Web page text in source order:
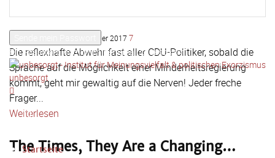
Ein Passwort wird Ihnen per Email zugeschickt.
unbesorgt
Startseite
ist?
28. November 2017 7
Die reflexhafte Abwehr fast aller CDU-Politiker, sobald die
Sprache auf die Möglichkeit einer Minderheitsregierung
kommt, geht mir gewaltig auf die Nerven! Jeder freche
Frager...
Weiterlesen
The Times, They Are a Changing…